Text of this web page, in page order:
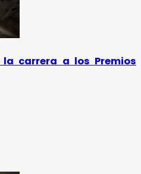
carrera a los Premios